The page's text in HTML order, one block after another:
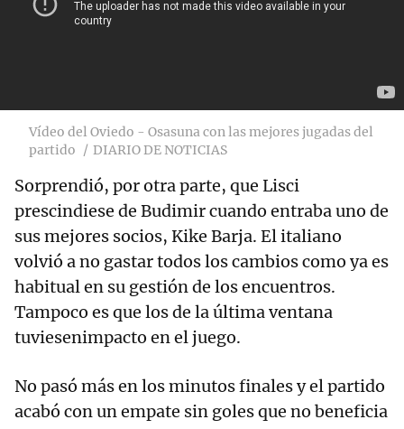
Vídeo del Oviedo - Osasuna con las mejores jugadas del
partido
DIARIO DE NOTICIAS
Sorprendió, por otra parte, que Lisci
prescindiese de Budimir cuando entraba uno de
sus mejores socios, Kike Barja. El italiano
volvió a no gastar todos los cambios como ya es
habitual en su gestión de los encuentros.
Tampoco es que los de la última ventana
tuviesenimpacto en el juego.
No pasó más en los minutos finales y el partido
acabó con un empate sin goles que no beneficia